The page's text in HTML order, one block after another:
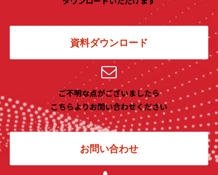
資料ダウンロード
ご不明な点がございましたら
こちらよりお問い合わせください
お問い合わせ